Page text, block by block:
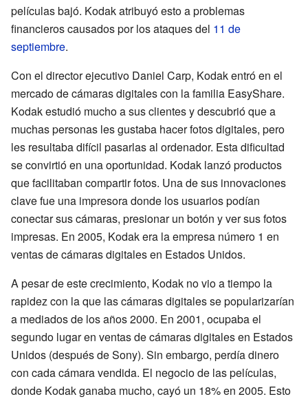
películas bajó. Kodak atribuyó esto a problemas
financieros causados por los ataques del 11 de
septiembre.
Con el director ejecutivo Daniel Carp, Kodak entró en el
mercado de cámaras digitales con la familia EasyShare.
Kodak estudió mucho a sus clientes y descubrió que a
muchas personas les gustaba hacer fotos digitales, pero
les resultaba difícil pasarlas al ordenador. Esta dificultad
se convirtió en una oportunidad. Kodak lanzó productos
que facilitaban compartir fotos. Una de sus innovaciones
clave fue una impresora donde los usuarios podían
conectar sus cámaras, presionar un botón y ver sus fotos
impresas. En 2005, Kodak era la empresa número 1 en
ventas de cámaras digitales en Estados Unidos.
A pesar de este crecimiento, Kodak no vio a tiempo la
rapidez con la que las cámaras digitales se popularizarían
a mediados de los años 2000. En 2001, ocupaba el
segundo lugar en ventas de cámaras digitales en Estados
Unidos (después de Sony). Sin embargo, perdía dinero
con cada cámara vendida. El negocio de las películas,
donde Kodak ganaba mucho, cayó un 18% en 2005. Esto